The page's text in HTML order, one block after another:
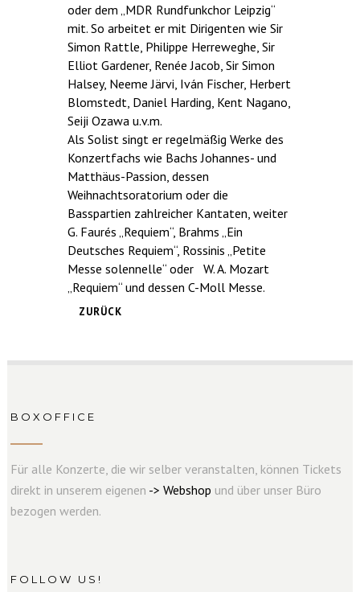
oder dem „MDR Rundfunkchor Leipzig“
mit. So arbeitet er mit Dirigenten wie Sir
Simon Rattle, Philippe Herreweghe, Sir
Elliot Gardener, Renée Jacob, Sir Simon
Halsey, Neeme Järvi, Iván Fischer, Herbert
Blomstedt, Daniel Harding, Kent Nagano,
Seiji Ozawa u.v.m.
Als Solist singt er regelmäßig Werke des
Konzertfachs wie Bachs Johannes- und
Matthäus-Passion, dessen
Weihnachtsoratorium oder die
Basspartien zahlreicher Kantaten, weiter
G. Faurés „Requiem“, Brahms „Ein
Deutsches Requiem“, Rossinis „Petite
Messe solennelle“ oder W. A. Mozart
„Requiem“ und dessen C-Moll Messe.
ZURÜCK
BOXOFFICE
Für alle Konzerte, die wir selber veranstalten, können Tickets
direkt in unserem eigenen ->Webshop und über unser Büro
bezogen werden.
FOLLOW US!